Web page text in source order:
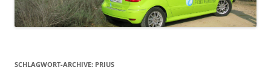
SCHLAGWORT-ARCHIVE: PRIUS